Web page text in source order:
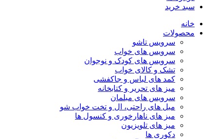
سبد خرید
خانه
محصولات
سرویس تاشو
سرویس های خواب
سرویس های کودک و نوجوان
تشک و کالای خواب
کمد های لباس و جاکفشی
میز های تحریر و کتابخانه
سرویس های مبلمان
مبل های راحتی، ال و تخت خواب شو
میز های ناهارخوری و کنسول ها
میز های تلویزیون
دکوری ها